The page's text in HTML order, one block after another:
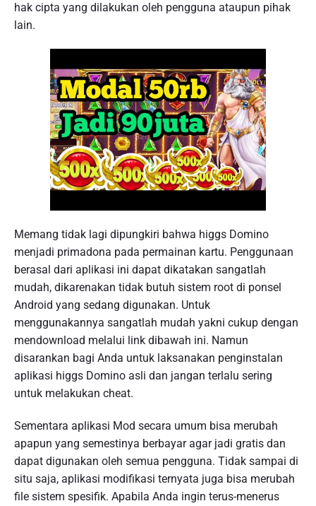
hak cipta yang dilakukan oleh pengguna ataupun pihak
lain.
Memang tidak lagi dipungkiri bahwa higgs Domino
menjadi primadona pada permainan kartu. Penggunaan
berasal dari aplikasi ini dapat dikatakan sangatlah
mudah, dikarenakan tidak butuh sistem root di ponsel
Android yang sedang digunakan. Untuk
menggunakannya sangatlah mudah yakni cukup dengan
mendownload melalui link dibawah ini. Namun
disarankan bagi Anda untuk laksanakan penginstalan
aplikasi higgs Domino asli dan jangan terlalu sering
untuk melakukan cheat.
Sementara aplikasi Mod secara umum bisa merubah
apapun yang semestinya berbayar agar jadi gratis dan
dapat digunakan oleh semua pengguna. Tidak sampai di
situ saja, aplikasi modifikasi ternyata juga bisa merubah
file sistem spesifik. Apabila Anda ingin terus-menerus